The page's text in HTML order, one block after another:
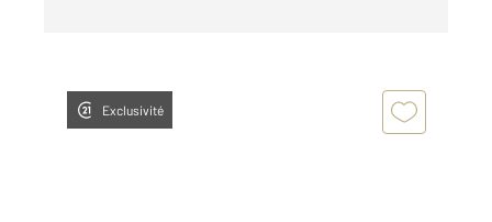
Exclusivité